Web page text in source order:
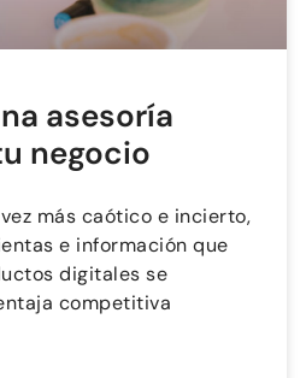
asesoría
negocio
más caótico e incierto,
e información que
digitales se
competitiva